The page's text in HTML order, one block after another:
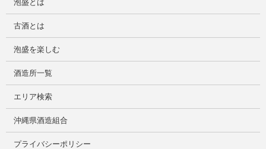
古酒とは
泡盛を楽しむ
酒造所一覧
エリア検索
沖縄県酒造組合
プライバシーポリシー